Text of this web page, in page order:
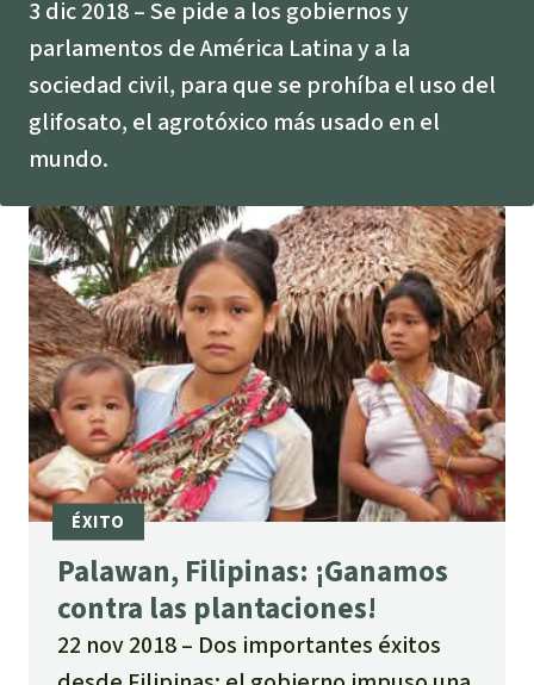
Metales
Minería
Aceite de palma
REDD
Indígena
Landgrabbing
Granjas Industriales
Para niñas y niños
Defensoras y Defensores
Indonesia
3 dic 2018
Se pide a los gobiernos y
parlamentos de América Latina y a la
sociedad civil, para que se prohíba el uso del
glifosato, el agrotóxico más usado en el
mundo.
Palawan, Filipinas: ¡Ganamos
contra las plantaciones!
22 nov 2018
Dos importantes éxitos